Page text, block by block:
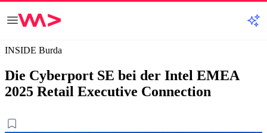
INSIDE Burda
Die Cyberport SE bei der Intel EMEA
2025 Retail Executive Connection